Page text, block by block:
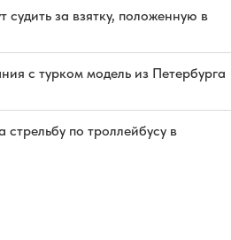
судить за взятку, положенную в
с турком модель из Петербурга
стрельбу по троллейбусу в